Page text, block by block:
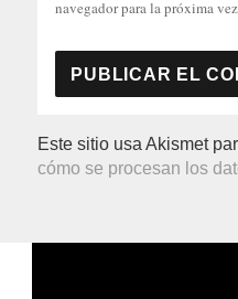
navegador para la próxima
Este sitio usa Akismet
cómo se procesan los